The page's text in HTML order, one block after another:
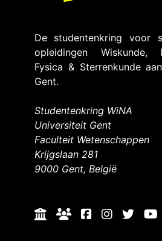
De studentenkring voor
opleidingen Wiskunde,
Fysica & Sterrenkunde
Gent.
Studentenkring WiNA
Universiteit Gent
Faculteit Wetenschappen
Krijgslaan 281
9000 Gent, België